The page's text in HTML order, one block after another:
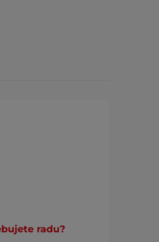
radu?